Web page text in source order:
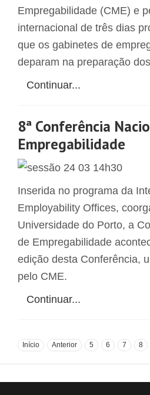
Empregabilidade (CME) e
internacional de três dias
que os gabinetes de
deparam na preparação
Continuar...
8ª Conferência
Empregabilidade
Inserida no programa da
Employability Offices,
Universidade do Porto, a
de Empregabilidade
edição desta Conferência,
pelo CME.
Continuar...
Início Anterior 5 6 7 8